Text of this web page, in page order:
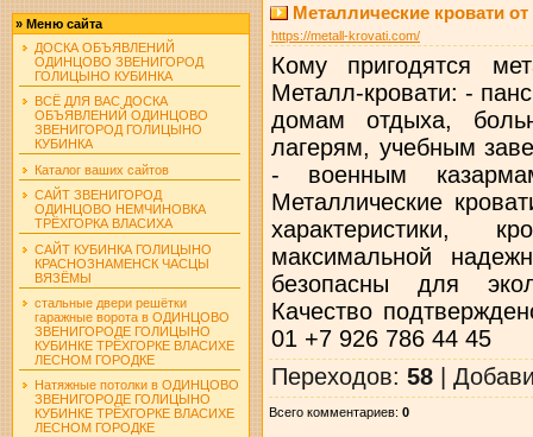
» Меню сайта
ДОСКА ОБЪЯВЛЕНИЙ
ОДИНЦОВО ЗВЕНИГОРОД
ГОЛИЦЫНО КУБИНКА
ВСЁ ДЛЯ ВАС ДОСКА
ОБЪЯВЛЕНИЙ ОДИНЦОВО
ЗВЕНИГОРОД ГОЛИЦЫНО
КУБИНКА
Каталог ваших сайтов
САЙТ ЗВЕНИГОРОД
ОДИНЦОВО НЕМЧИНОВКА
ТРЁХГОРКА ВЛАСИХА
САЙТ КУБИНКА ГОЛИЦЫНО
КРАСНОЗНАМЕНСК ЧАСЦЫ
ВЯЗЁМЫ
стальные двери решётки
гаражные ворота в ОДИНЦОВО
ЗВЕНИГОРОДЕ ГОЛИЦЫНО
КУБИНКЕ ТРЁХГОРКЕ ВЛАСИХЕ
ЛЕСНОМ ГОРОДКЕ
Натяжные потолки в ОДИНЦОВО
ЗВЕНИГОРОДЕ ГОЛИЦЫНО
КУБИНКЕ ТРЁХГОРКЕ ВЛАСИХЕ
ЛЕСНОМ ГОРОДКЕ
Металлические кровати
https://metall-krovati.com/
Кому пригодятся
Металл-кровати: -
домам отдыха,
лагерям, учебным
- военным
Металлические
характеристики,
максимальной
безопасны для
Качество
01 +7 926 786 44 45
Переходов: 58|
Всего комментариев: 0